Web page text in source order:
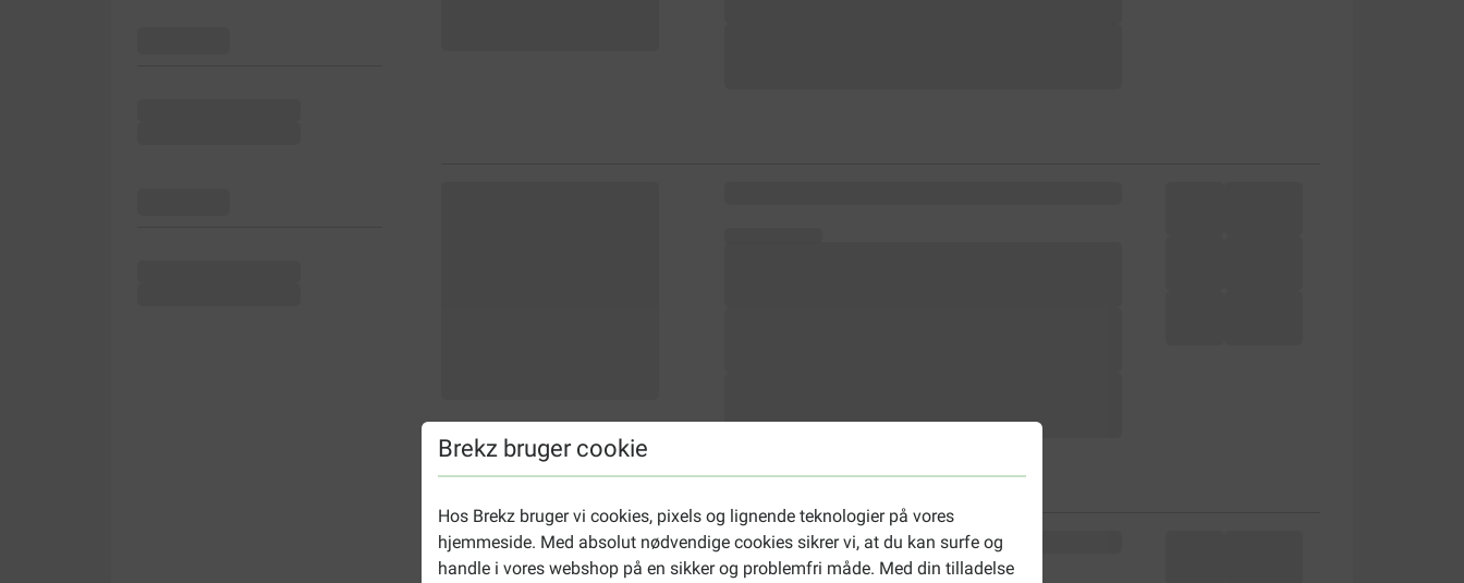
Brekz bruger cookie
Hos Brekz bruger vi cookies, pixels og lignende teknologier på vores
hjemmeside. Med absolut nødvendige cookies sikrer vi, at du kan surfe og
handle i vores webshop på en sikker og problemfri måde. Med din tilladelse